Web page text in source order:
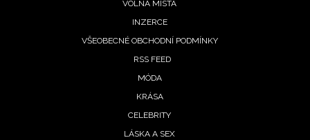
VOLNÁ MÍSTA
INZERCE
VŠEOBECNÉ OBCHODNÍ PODMÍNKY
RSS FEED
MÓDA
KRÁSA
CELEBRITY
LÁSKA A SEX